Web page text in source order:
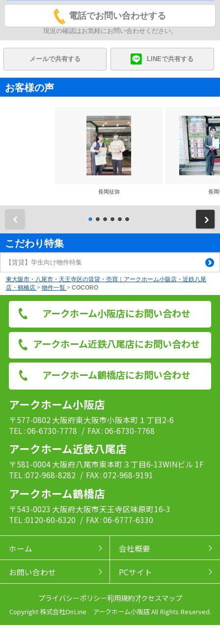
電話でお問い合わせする
現況の確認はお気軽にお問い合わせください。
メールで共有する LINEで共有する
お客様の声
長岡征弥 長岡
こだわり特集
【賃貸】学生向け物件特集
東大阪市・八尾市・天王寺区の賃貸・売買｜アークホーム小阪店・近鉄八尾
店・鶴橋店 > 物件一覧 > COCORO
アークホーム小阪店にお問い合わせ
アークホーム近鉄八尾店にお問い合わせ
アークホーム鶴橋店にお問い合わせ
アークホーム小阪店
〒577-0802 大阪府東大阪市小阪本町１丁目2-6
TEL : 06-6730-7778 / FAX : 06-6730-7768
アークホーム近鉄八尾店
〒581-0004 大阪府八尾市東本町３丁目6-13WINビル 1F
TEL :072-968-8282 / FAX : 072-968-9191
アークホーム鶴橋店
〒543-0023 大阪府大阪市天王寺区味原町16-3
TEL :0120-60-6320 / FAX : 06-6777-6330
ホーム 会社概要
お問い合わせ PCサイト
プライバシーポリシー利用規約アクセスマップ
Copyright 株式会社OnLine アークホーム小阪店 All Rights Reserved.